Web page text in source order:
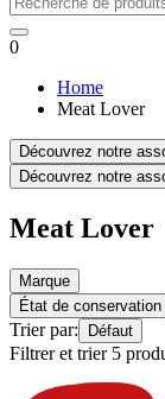
0
Home
Meat Lover
Découvrez notre
Découvrez notre
Meat Lover
Marque
État de conservation
Trier par: Défaut
Filtrer et trier 5